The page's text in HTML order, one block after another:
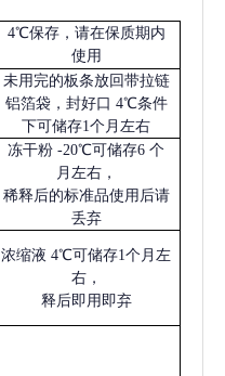
4℃保存，请在保质期内
使用
未用完的板条放回带拉链
铝箔袋，封好口 4℃条件
下可储存1个月左右
冻干粉 -20℃可储存6 个
月左右，
稀释后的标准品使用后请
丢弃
浓缩液 4℃可储存1个月左
右，
释后即用即弃